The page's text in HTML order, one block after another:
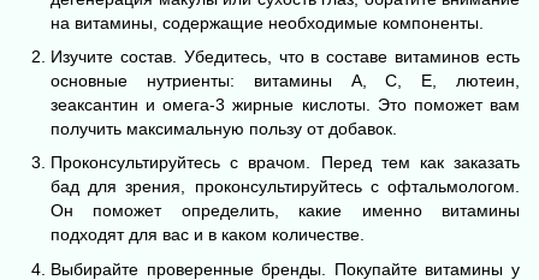
на витамины, содержащие необходимые компоненты.
Изучите состав. Убедитесь, что в составе витаминов есть
основные нутриенты: витамины A, C, E, лютеин,
зеаксантин и омега-3 жирные кислоты. Это поможет вам
получить максимальную пользу от добавок.
Проконсультируйтесь с врачом. Перед тем как заказать
бад для зрения, проконсультируйтесь с офтальмологом.
Он поможет определить, какие именно витамины
подходят для вас и в каком количестве.
Выбирайте проверенные бренды. Покупайте витамины у